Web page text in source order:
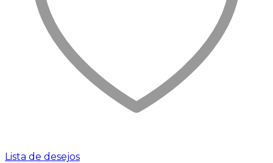
Lista de desejos